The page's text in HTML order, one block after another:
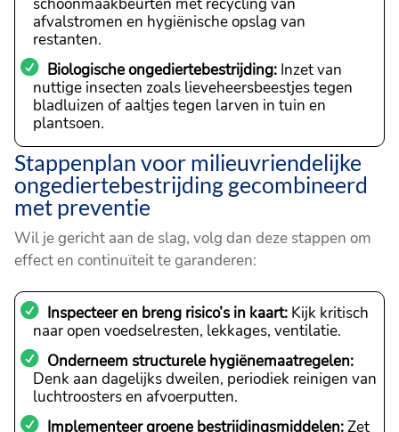
afvalstromen en hygiënische opslag van
restanten.
Biologische ongediertebestrijding: Inzet van
nuttige insecten zoals lieveheersbeestjes tegen
bladluizen of aaltjes tegen larven in tuin en
plantsoen.
Stappenplan voor milieuvriendelijke
ongediertebestrijding gecombineerd
met preventie
Wil je gericht aan de slag, volg dan deze stappen om
effect en continuïteit te garanderen:
Inspecteer en breng risico’s in kaart: Kijk kritisch
naar open voedselresten, lekkages, ventilatie.
Onderneem structurele hygiënemaatregelen:
Denk aan dagelijks dweilen, periodiek reinigen van
luchtroosters en afvoerputten.
Implementeer groene bestrijdingsmiddelen:Zet